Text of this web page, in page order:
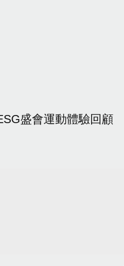
盛會運動體驗回顧